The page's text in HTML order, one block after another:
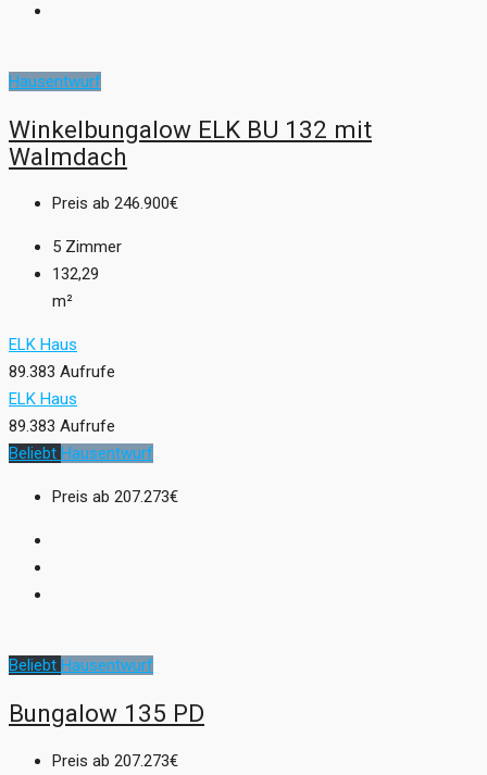
Hausentwurf
Winkelbungalow ELK BU 132 mit
Walmdach
Preis ab 246.900€
5 Zimmer
132,29
m²
ELK Haus
89.383 Aufrufe
ELK Haus
89.383 Aufrufe
Beliebt Hausentwurf
Preis ab 207.273€
Beliebt Hausentwurf
Bungalow 135 PD
Preis ab 207.273€